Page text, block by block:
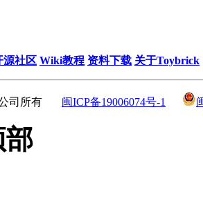
源社区 Wiki教程 资料下载 关于Toybrick
公司所有 闽ICP备19006074号-1
部